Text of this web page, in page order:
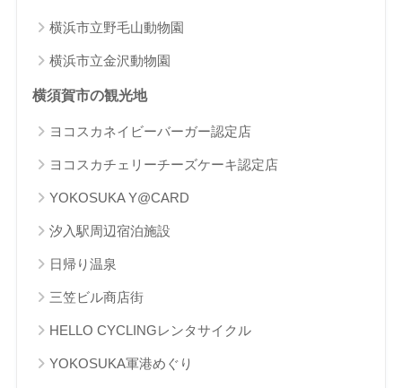
横浜市立野毛山動物園
横浜市立金沢動物園
横須賀市の観光地
ヨコスカネイビーバーガー認定店
ヨコスカチェリーチーズケーキ認定店
YOKOSUKA Y@CARD
汐入駅周辺宿泊施設
日帰り温泉
三笠ビル商店街
HELLO CYCLINGレンタサイクル
YOKOSUKA軍港めぐり